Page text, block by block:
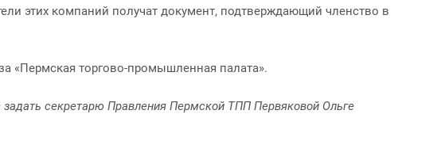
этих компаний получат документ, подтверждающий членство в
«Пермская торгово-промышленная палата».
секретарю Правления Пермской ТПП Первяковой Ольге